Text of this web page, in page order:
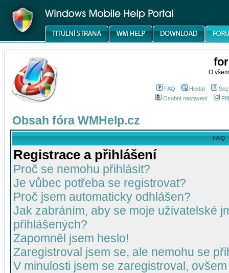
O
FAQ Hledat
Osobní nastavení
Obsah fóra WMHelp.cz
FAQ
Registrace a přihlášení
Proč se nemohu přihlásit?
Je vůbec potřeba se registrovat?
Proč jsem automaticky odhlášen?
Jak zabráním, aby se moje uživatelské
přihlášených?
Zapomněl jsem heslo!
Zaregistroval jsem se, ale nemohu se
V minulosti jsem se zaregistroval,